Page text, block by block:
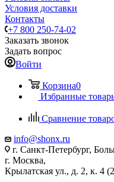
Условия доставки
Контакты
+7 800 250-74-02
Заказать звонок
Задать вопрос
Войти
Корзина0
Избранные
Сравнение
info@shonx.ru
г. Санкт-Петербург,
г. Москва,
Крылатская ул., д. 2, к. 4